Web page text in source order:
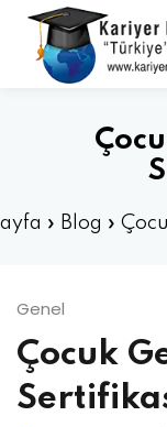
» Blog »
Genel
Çocuk
Giriş
Beni hatırla